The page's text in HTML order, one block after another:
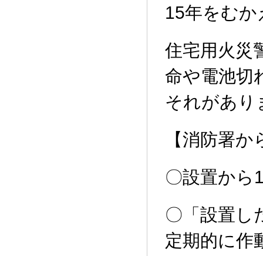
15年をむか
住宅用火災
命や電池切
それがあり
【消防署
〇設置から
〇「設置し
定期的に作